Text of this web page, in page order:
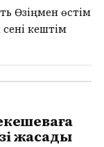
Өзіңмен өстім
кештім
жасады